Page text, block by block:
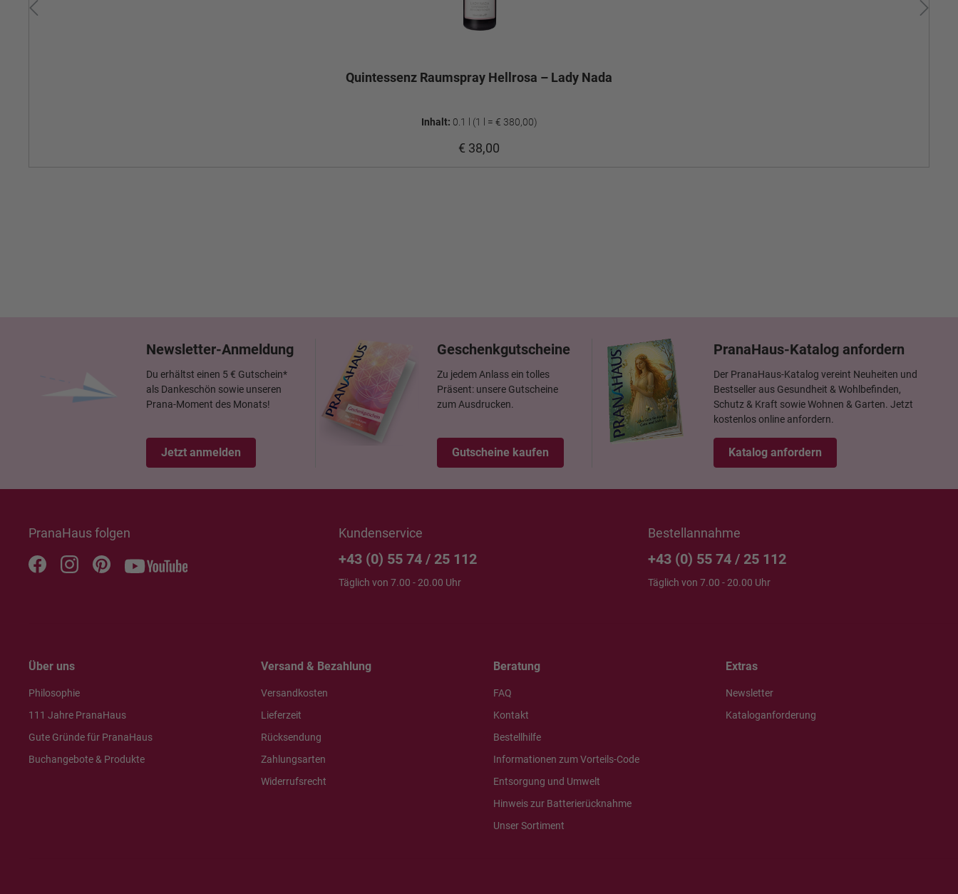
Quintessenz Raumspray Hellrosa – Lady Nada
Inhalt: 0.1 l (1 l = € 380,00)
€ 38,00
Newsletter-Anmeldung
Du erhältst einen 5 € Gutschein*
als Dankeschön sowie unseren
Prana-Moment des Monats!
Jetzt anmelden
Geschenkgutscheine
Zu jedem Anlass ein tolles
Präsent: unsere Gutscheine
zum Ausdrucken.
Gutscheine kaufen
PranaHaus-Katalog anfordern
Der PranaHaus-Katalog vereint Neuheiten und
Bestseller aus Gesundheit & Wohlbefinden,
Schutz & Kraft sowie Wohnen & Garten. Jetzt
kostenlos online anfordern.
Katalog anfordern
PranaHaus folgen Kundenservice
+43 (0) 55 74 / 25 112
Täglich von 7.00 - 20.00 Uhr
Bestellannahme
+43 (0) 55 74 / 25 112
Täglich von 7.00 - 20.00 Uhr
Über uns
Philosophie
111 Jahre PranaHaus
Gute Gründe für PranaHaus
Buchangebote & Produkte
Versand & Bezahlung
Versandkosten
Lieferzeit
Rücksendung
Zahlungsarten
Widerrufsrecht
Beratung
FAQ
Kontakt
Bestellhilfe
Informationen zum Vorteils-Code
Entsorgung und Umwelt
Hinweis zur Batterierücknahme
Unser Sortiment
Extras
Newsletter
Kataloganforderung